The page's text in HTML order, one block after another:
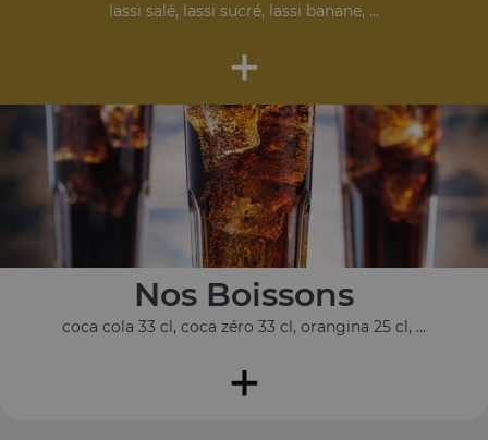
lassi salé, lassi sucré, lassi banane, ...
+
Nos Boissons
coca cola 33 cl, coca zéro 33 cl, orangina 25 cl, ...
+